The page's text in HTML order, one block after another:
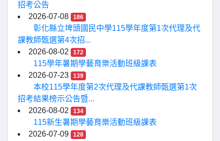
招考公告
2026-07-08
186
彰化縣立埤頭國民中學115學年度第1次代理及代
課教師甄選第4次招...
2026-08-02
172
115學年暑期學藝育樂活動班級課表
2026-07-23
139
本校115學年度第2次代理及代課教師甄選第1次
招考結果榜示公告暨...
2026-08-02
134
115新生暑期學藝育樂活動班級課表
2026-07-09
128